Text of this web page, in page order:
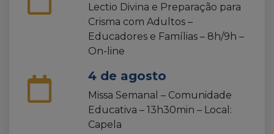
Lectio Divina e Preparação para
Crisma com Adultos –
Educadores e Famílias – 8h/9h –
On-line
4 de agosto
Missa Semanal – Comunidade
Educativa – 13h30min – Local:
Capela